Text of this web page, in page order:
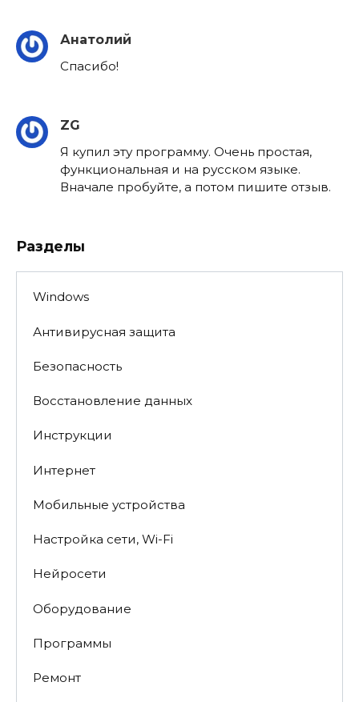
Анатолий
Спасибо!
ZG
Я купил эту программу. Очень простая,
функциональная и на русском языке.
Вначале пробуйте, а потом пишите отзыв.
Разделы
Windows
Антивирусная защита
Безопасность
Восстановление данных
Инструкции
Интернет
Мобильные устройства
Настройка сети, Wi-Fi
Нейросети
Оборудование
Программы
Ремонт